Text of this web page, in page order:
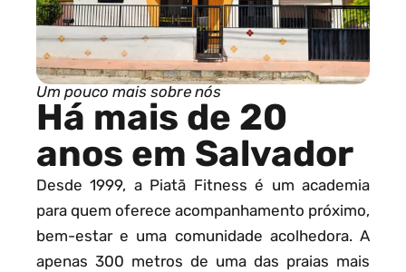
Um pouco mais sobre nós
Há mais de 20
anos em Salvador
Desde 1999, a Piatã Fitness é um academia
para quem oferece acompanhamento próximo,
bem-estar e uma comunidade acolhedora. A
apenas 300 metros de uma das praias mais